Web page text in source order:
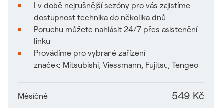
I v době nejrušnější sezóny pro vás zajistíme
dostupnost technika do několika dnů
Poruchu můžete nahlásit 24/7 přes asistenční
linku
Provádíme pro vybrané zařízení
značek: Mitsubishi, Viessmann, Fujitsu, Tengeo
Měsíčně 549 Kč